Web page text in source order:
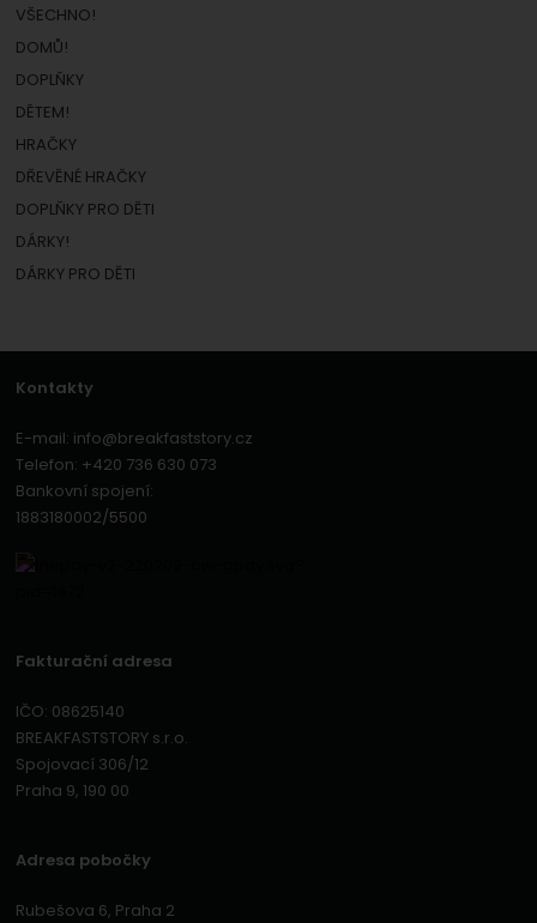
VŠECHNO!
DOMŮ!
DOPLŇKY
DĚTEM!
HRAČKY
DŘEVĚNÉ HRAČKY
DOPLŇKY PRO DĚTI
DÁRKY!
DÁRKY PRO DĚTI
Kontakty
E-mail: info@breakfaststory.cz
Telefon: +420 736 630 073
Bankovní spojení:
1883180002/5500
Fakturační adresa
IČO: 08625140
BREAKFASTSTORY s.r.o.
Spojovací 306/12
Praha 9, 190 00
Adresa pobočky
Rubešova 6, Praha 2